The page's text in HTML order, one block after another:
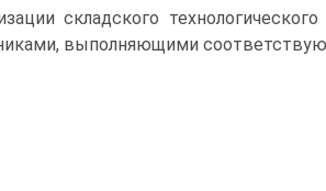
складского
выполняющими